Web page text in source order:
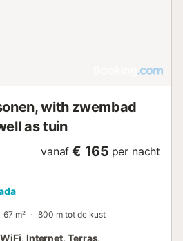
with zwembad
as tuin
vanaf € 165 per nacht
67 m² 800 m tot de kust
Internet, Terras,